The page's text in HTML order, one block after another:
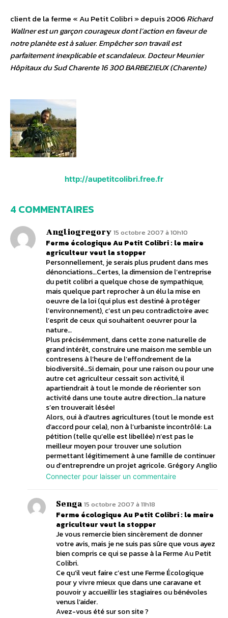
client de la ferme « Au Petit Colibri » depuis 2006Richard
Wallner est un garçon courageux dont l’action en faveur de
notre planète est à saluer. Empêcher son travail est
parfaitement inexplicable et scandaleux. Docteur Meunier
Hôpitaux du Sud Charente 16 300 BARBEZIEUX (Charente)
http://aupetitcolibri.free.fr
4 COMMENTAIRES
Angliogregory 15 octobre 2007 à 10h10
Ferme écologique Au Petit Colibri : le maire
agriculteur veut la stopper
Personnellement, je serais plus prudent dans mes
dénonciations…Certes, la dimension de l’entreprise
du petit colibri a quelque chose de sympathique,
mais quelque part reprocher à un élu la mise en
oeuvre de la loi (qui plus est destiné à protéger
l’environnement), c’est un peu contradictoire avec
l’esprit de ceux qui souhaitent oeuvrer pour la
nature…
Plus précisémment, dans cette zone naturelle de
grand intérêt, construire une maison me semble un
contresens à l’heure de l’effondrement de la
biodiversité…Si demain, pour une raison ou pour une
autre cet agriculteur cessait son activité, il
apartiendrait à tout le monde de réorienter son
activité dans une toute autre direction…la nature
s’en trouverait lésée!
Alors, oui à d’autres agricultures (tout le monde est
d’accord pour cela), non à l’urbaniste incontrôlé: La
pétition (telle qu’elle est libellée) n’est pas le
meilleur moyen pour trouver une solution
permettant légitimement à une famille de continuer
ou d’entreprendre un projet agricole. Grégory Anglio
Connecter pour laisser un commentaire
Senga 15 octobre 2007 à 11h18
Ferme écologique Au Petit Colibri : le maire
agriculteur veut la stopper
Je vous remercie bien sincèrement de donner
votre avis, mais je ne suis pas sûre que vous ayez
bien compris ce qui se passe à la Ferme Au Petit
Colibri.
Ce qu’il veut faire c’est une Ferme Écologique
pour y vivre mieux que dans une caravane et
pouvoir y accueillir les stagiaires ou bénévoles
venus l’aider.
Avez-vous été sur son site ?